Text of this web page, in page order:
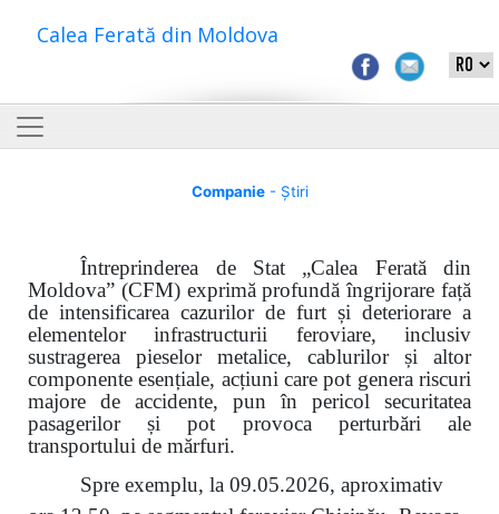
Calea Ferată din Moldova
Companie- Știri
Întreprinderea de Stat „Calea Ferată din
Moldova” (CFM) exprimă profundă îngrijorare față
de intensificarea cazurilor de furt și deteriorare a
elementelor infrastructurii feroviare, inclusiv
sustragerea pieselor metalice, cablurilor și altor
componente esențiale, acțiuni care pot genera riscuri
majore de accidente, pun în pericol securitatea
pasagerilor și pot provoca perturbări ale
transportului de mărfuri.
Spre exemplu, la 09.05.2026, aproximativ